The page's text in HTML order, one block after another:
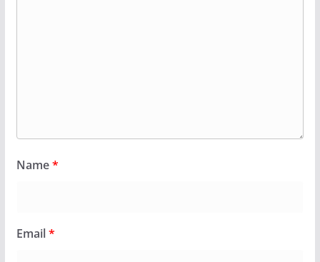
Name*
Email*